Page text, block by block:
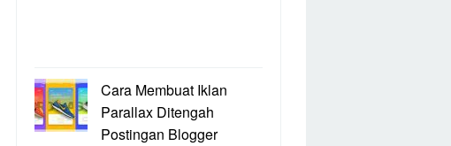
Cara Membuat Iklan
Parallax Ditengah
Postingan Blogger